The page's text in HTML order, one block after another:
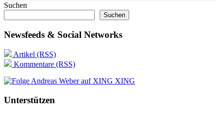
Suchen
Suchen
Newsfeeds & Social Networks
Artikel (RSS)
Kommentare (RSS)
XING
Unterstützen